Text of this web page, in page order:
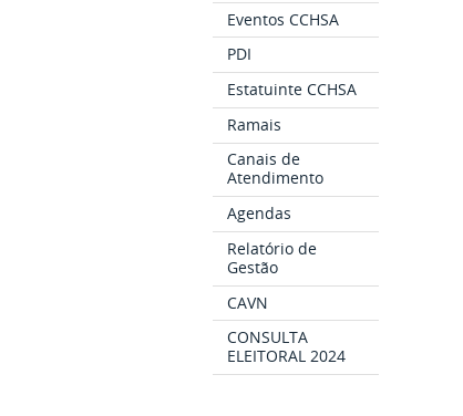
Eventos CCHSA
PDI
Estatuinte CCHSA
Ramais
Canais de
Atendimento
Agendas
Relatório de
Gestão
CAVN
CONSULTA
ELEITORAL 2024